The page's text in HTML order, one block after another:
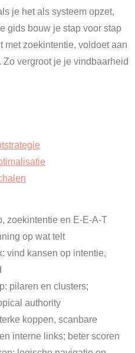
je het als systeem opzet,
gids bouw je stap voor stap
met zoekintentie, voldoet aan
vergroot je je vindbaarheid
zoekintentie en E-E-A-T
op wat telt
vind kansen op intentie,
pilaren en clusters;
authority
koppen, scanbare
interne links; beter scoren